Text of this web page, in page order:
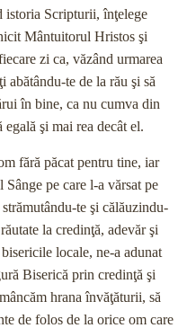
Scripturii, înţelege
Mântuitorul Hristos şi
zi ca, văzând urmarea
abătându-te de la rău şi să
în bine, ca nu cumva din
egală şi mai rea decât el.
fără păcat pentru tine, iar
pe care l-a vărsat pe
te şi călăuzindu-
la credinţă, adevăr şi
locale, ne-a adunat
Biserică prin credinţă şi
hrana învăţăturii, să
de folos de la orice om care